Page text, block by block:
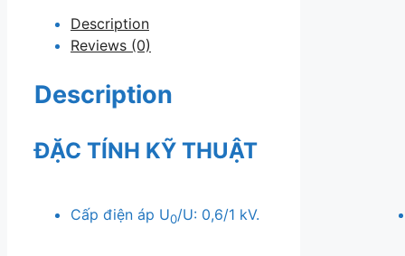
quantityDescription
Reviews (0)
Description
ĐẶC TÍNH KỸ THUẬT
Cấp điện áp U0/U: 0,6/1 kV.